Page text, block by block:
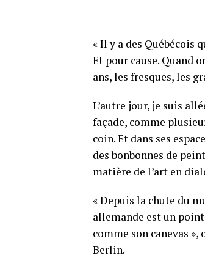
« Il y a des Québécois
Et pour cause. Quand
ans, les fresques, les
L’autre jour, je suis
façade, comme
coin. Et dans ses
des bonbonnes de
matière de l’art en
« Depuis la chute du
allemande est un
comme son canevas
Berlin.